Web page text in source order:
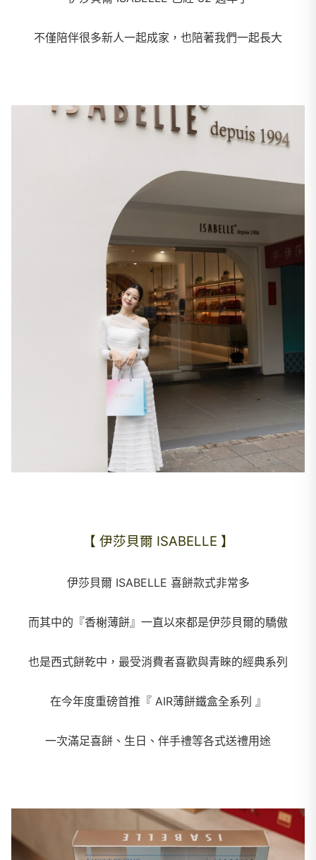
不僅陪伴很多新人一起成家，也陪著我們一起長大
【 伊莎貝爾 ISABELLE 】
伊莎貝爾 ISABELLE 喜餅款式非常多
而其中的『香榭薄餅』一直以來都是伊莎貝爾的驕傲
也是西式餅乾中，最受消費者喜歡與青睞的經典系列
在今年度重磅首推『 AIR薄餅鐵盒全系列 』
一次滿足喜餅、生日、伴手禮等各式送禮用途